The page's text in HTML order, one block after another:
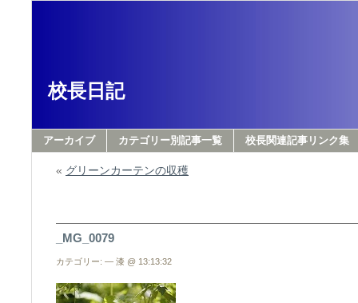
校長日記
アーカイブ カテゴリー別記事一覧 校長関連記事リンク集
« グリーンカーテンの収穫
_MG_0079
カテゴリー: — 漆 @ 13:13:32